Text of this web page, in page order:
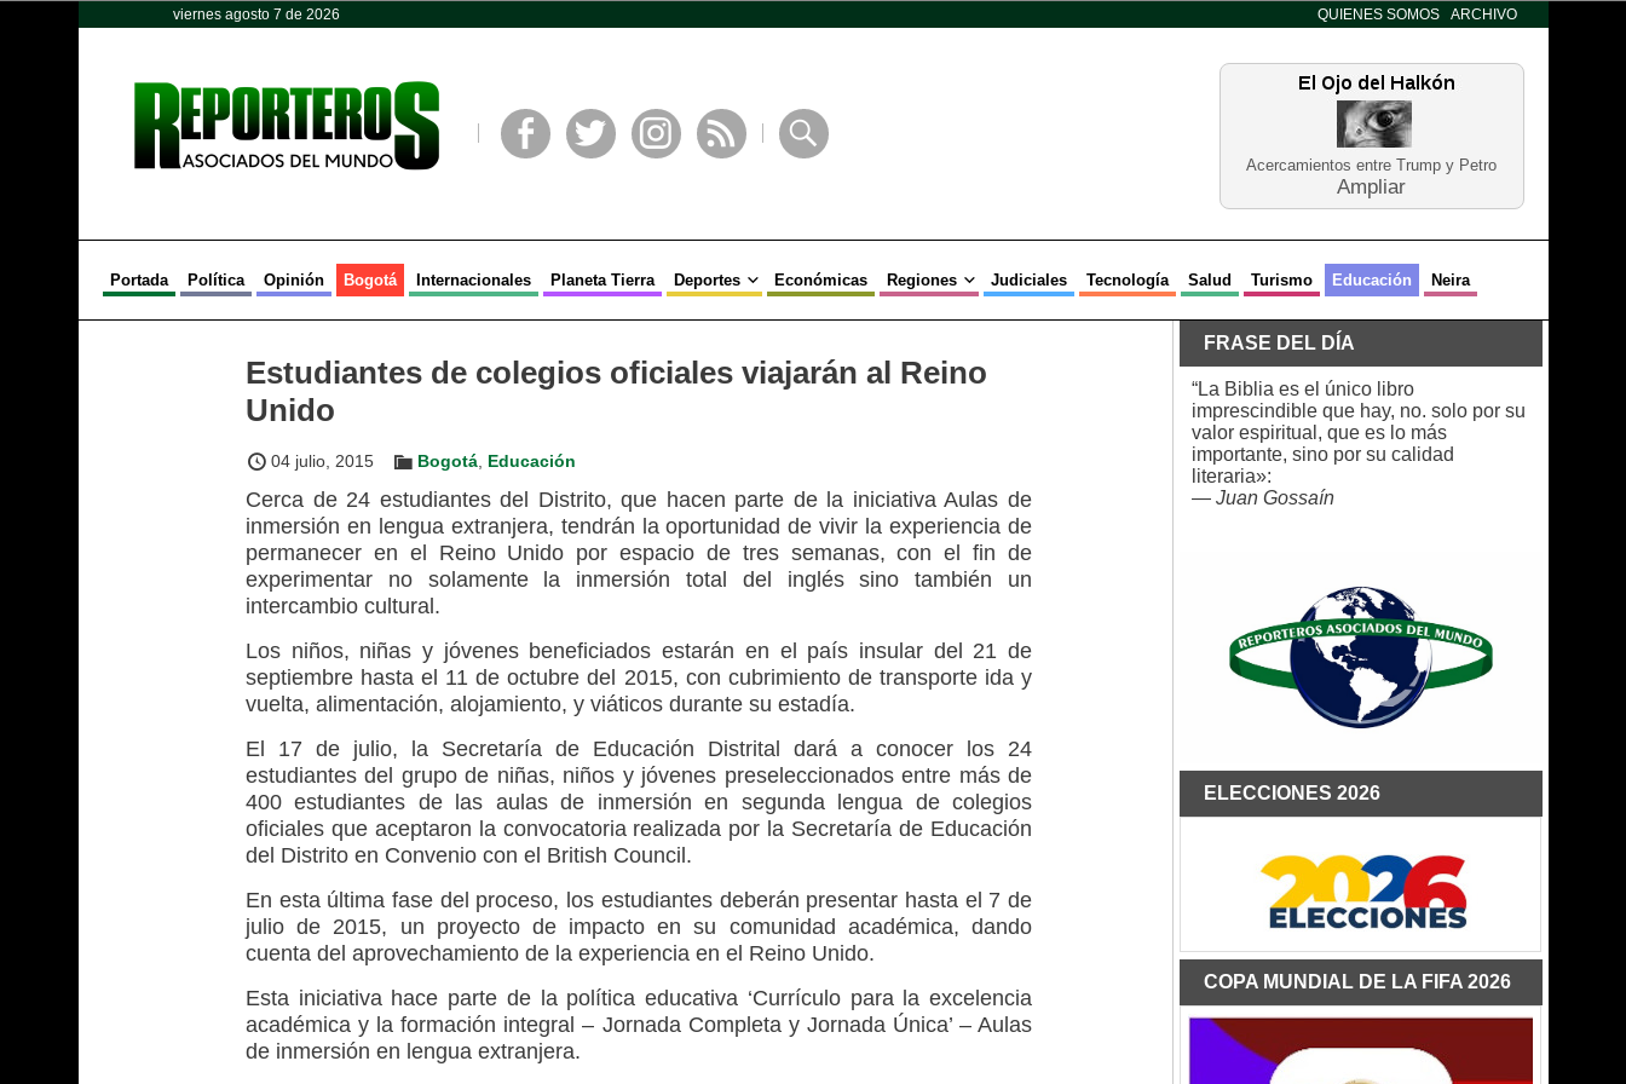
viernes agosto 7 de 2026 QUIENES SOMOS ARCHIVO
Acercamientos entre Trump y Petro
Ampliar
Portada Política Opinión Bogotá Internacionales Planeta Tierra Deportes Económicas Regiones Judiciales Tecnología Salud Turismo Educación Neira
Estudiantes de colegios oficiales viajarán al Reino
Unido
04 julio, 2015 Bogotá Educación
Cerca de 24 estudiantes del Distrito, que hacen parte de la iniciativa Aulas de
inmersión en lengua extranjera, tendrán la oportunidad de vivir la experiencia de
permanecer en el Reino Unido por espacio de tres semanas, con el fin de
experimentar no solamente la inmersión total del inglés sino también un
intercambio cultural.
Los niños, niñas y jóvenes beneficiados estarán en el país insular del 21 de
septiembre hasta el 11 de octubre del 2015, con cubrimiento de transporte ida y
vuelta, alimentación, alojamiento, y viáticos durante su estadía.
El 17 de julio, la Secretaría de Educación Distrital dará a conocer los 24
estudiantes del grupo de niñas, niños y jóvenes preseleccionados entre más de
400 estudiantes de las aulas de inmersión en segunda lengua de colegios
oficiales que aceptaron la convocatoria realizada por la Secretaría de Educación
del Distrito en Convenio con el British Council.
En esta última fase del proceso, los estudiantes deberán presentar hasta el 7 de
julio de 2015, un proyecto de impacto en su comunidad académica, dando
cuenta del aprovechamiento de la experiencia en el Reino Unido.
Esta iniciativa hace parte de la política educativa ‘Currículo para la excelencia
académica y la formación integral – Jornada Completa y Jornada Única’ – Aulas
de inmersión en lengua extranjera.
FRASE DEL DÍA
“La Biblia es el único libro
imprescindible que hay, no. solo por su
valor espiritual, que es lo más
importante, sino por su calidad
literaria»:
— Juan Gossaín
ELECCIONES 2026
COPA MUNDIAL DE LA FIFA 2026
Opinión Política